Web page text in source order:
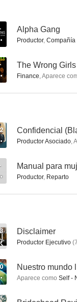
Carol
7.8
Alpha Gang
Productor, Compañía
The Wrong Girls
Finance,Aparece
Confidencial
Productor Asociado,
Productor, Reparto
Disclaimer
Productor Ejecutivo (
Nuestro mundo
Aparece como Self -